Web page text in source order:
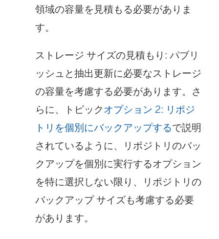
領域の容量を見積もる必要がありま
す。
ストレージ サイズの見積もり: パブリ
ッシュと抽出更新に必要なストレージ
の容量を考慮する必要があります。さ
らに、トピックオプション 2: リポジ
トリを個別にバックアップするで説明
されているように、リポジトリのバッ
クアップを個別に実行するオプション
を特に選択しない限り、リポジトリの
バックアップ サイズも考慮する必要
があります。